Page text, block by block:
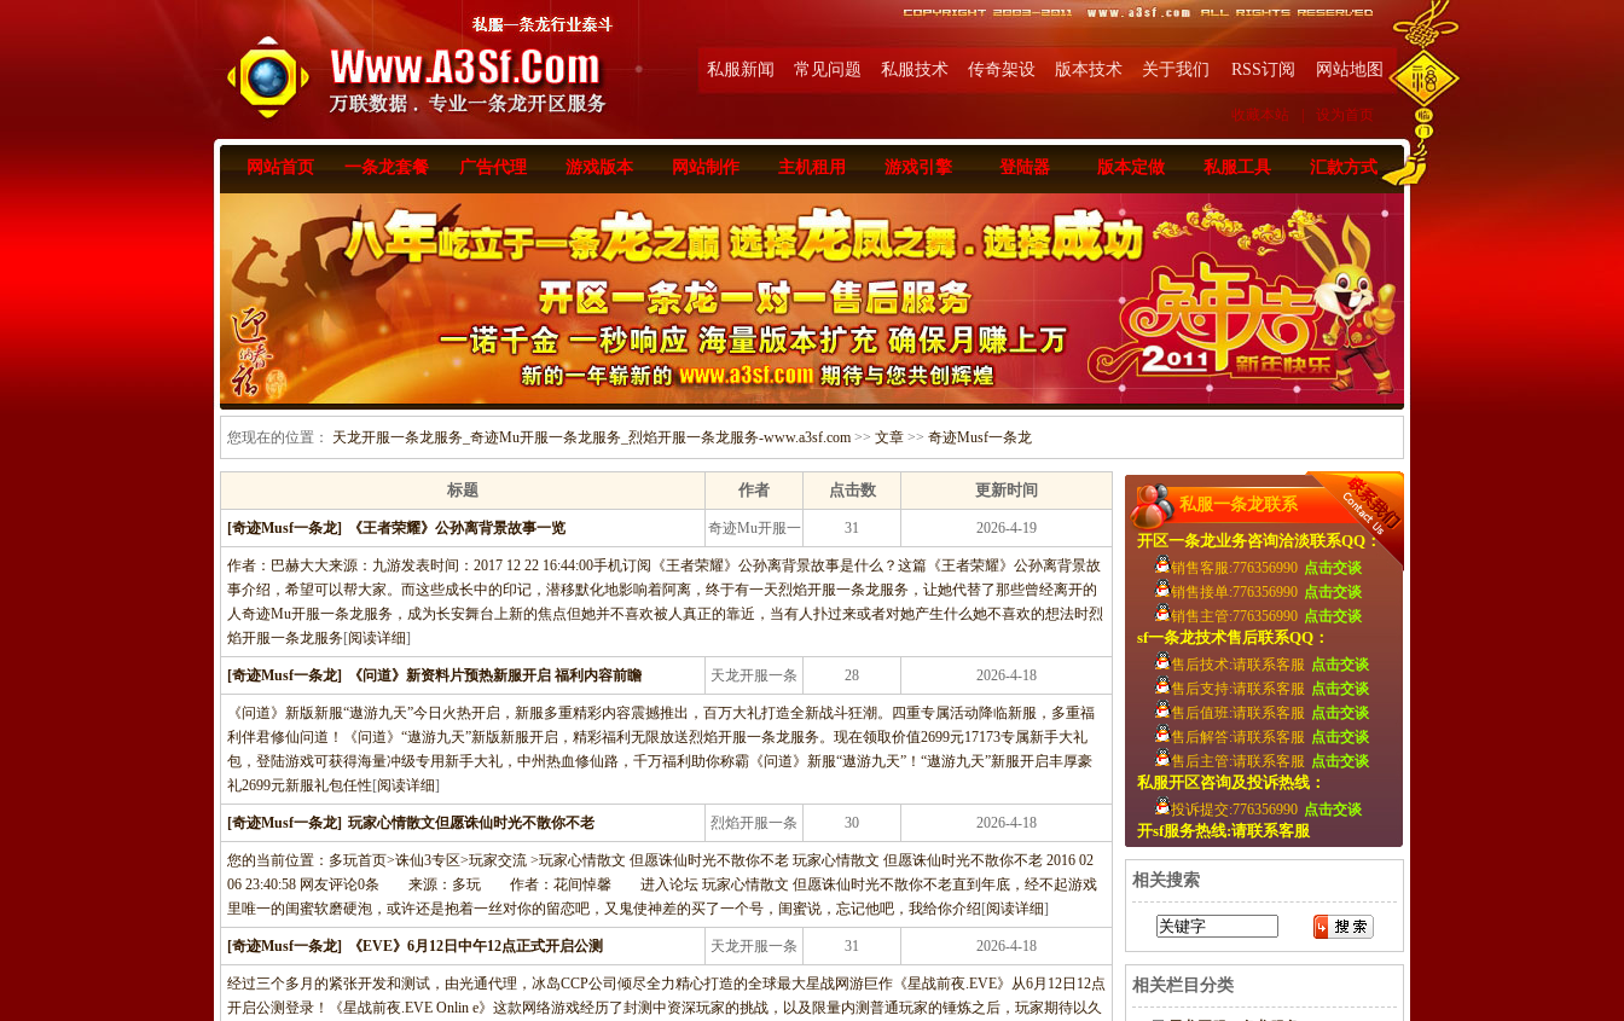
私服新闻 常见问题 私服技术 传奇架设 版本技术 关于我们 RSS订阅 网站地图
收藏本站 设为首页
网站首页 一条龙套餐 广告代理 游戏版本 网站制作 主机租用 游戏引擎 登陆器 版本定做 私服工具 汇款方式
您现在的位置： 天龙开服一条龙服务_奇迹Mu开服一条龙服务_烈焰开服一条龙服务-www.a3sf.com >> 文章 >> 奇迹Musf一条龙
标题 作者 点击数 更新时间
[奇迹Musf一条龙] 《王者荣耀》公孙离背景故事一览 奇迹Mu开服一
条龙服务
31 2026-4-19
作者：巴赫大大来源：九游发表时间：2017 12 22 16:44:00手机订阅《王者荣耀》公孙离背景故事是什么？这篇《王者荣耀》公孙离背景故
事介绍，希望可以帮大家。而这些成长中的印记，潜移默化地影响着阿离，终于有一天烈焰开服一条龙服务，让她代替了那些曾经离开的
人奇迹Mu开服一条龙服务，成为长安舞台上新的焦点但她并不喜欢被人真正的靠近，当有人扑过来或者对她产生什么她不喜欢的想法时烈
焰开服一条龙服务[阅读详细]
[奇迹Musf一条龙] 《问道》新资料片预热新服开启 福利内容前瞻 天龙开服一条
龙服务
28 2026-4-18
《问道》新版新服“遨游九天”今日火热开启，新服多重精彩内容震撼推出，百万大礼打造全新战斗狂潮。四重专属活动降临新服，多重福
利伴君修仙问道！《问道》“遨游九天”新版新服开启，精彩福利无限放送烈焰开服一条龙服务。现在领取价值2699元17173专属新手大礼
包，登陆游戏可获得海量冲级专用新手大礼，中州热血修仙路，千万福利助你称霸《问道》新服“遨游九天”！“遨游九天”新服开启丰厚豪
礼2699元新服礼包任性[阅读详细]
[奇迹Musf一条龙] 玩家心情散文但愿诛仙时光不散你不老 烈焰开服一条
龙服务
30 2026-4-18
您的当前位置：多玩首页>诛仙3专区>玩家交流 >玩家心情散文 但愿诛仙时光不散你不老 玩家心情散文 但愿诛仙时光不散你不老 2016 02
06 23:40:58 网友评论0条 来源：多玩 作者：花间悼馨 进入论坛 玩家心情散文 但愿诛仙时光不散你不老直到年底，经不起游戏
里唯一的闺蜜软磨硬泡，或许还是抱着一丝对你的留恋吧，又鬼使神差的买了一个号，闺蜜说，忘记他吧，我给你介绍 [阅读详细]
[奇迹Musf一条龙] 《EVE》6月12日中午12点正式开启公测 天龙开服一条
龙服务
31 2026-4-18
经过三个多月的紧张开发和测试，由光通代理，冰岛CCP公司倾尽全力精心打造的全球最大星战网游巨作《星战前夜.EVE》从6月12日12点
开启公测登录！《星战前夜.EVE Onlin e》这款网络游戏经历了封测中资深玩家的挑战，以及限量内测普通玩家的锤炼之后，玩家期待以久
私服一条龙联系
开区一条龙业务咨询洽淡联系QQ：
销售客服:776356990 点击交谈
销售接单:776356990 点击交谈
销售主管:776356990 点击交谈
sf一条龙技术售后联系QQ：
售后技术:请联系客服 点击交谈
售后支持:请联系客服 点击交谈
售后值班:请联系客服 点击交谈
售后解答:请联系客服 点击交谈
售后主管:请联系客服 点击交谈
私服开区咨询及投诉热线：
投诉提交:776356990 点击交谈
开sf服务热线:请联系客服
相关搜索
相关栏目分类